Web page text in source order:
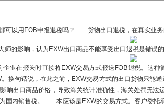
可以用FOB申报退税吗？ 货物出口退税，在真实业务
的影响，认为EXW出口商品不能享受出口退税是错误的
业在报关时直接将EXW交易方式报送FOB退税。这
换句话说，在此之前，EXW交易方式的出口货物只能
响出口商品价格，导致海关统计准确性，海关处罚无
国内销售税。 本应该是EXW的交易方式。客户委托